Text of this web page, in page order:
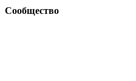
Сообщество